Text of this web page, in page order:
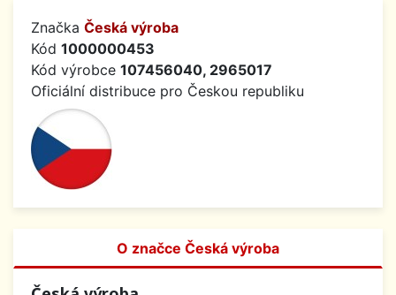
Značka Česká výroba
Kód 1000000453
Kód výrobce 107456040, 2965017
Oficiální distribuce pro Českou republiku
O značce Česká výroba